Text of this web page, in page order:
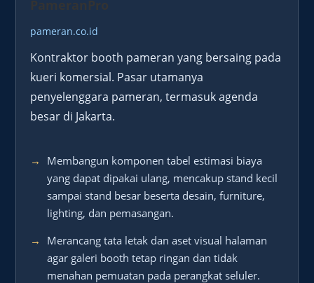
PameranPro
pameran.co.id
Kontraktor booth pameran yang bersaing pada
kueri komersial. Pasar utamanya
penyelenggara pameran, termasuk agenda
besar di Jakarta.
Membangun komponen tabel estimasi biaya
yang dapat dipakai ulang, mencakup stand kecil
sampai stand besar beserta desain, furniture,
lighting, dan pemasangan.
Merancang tata letak dan aset visual halaman
agar galeri booth tetap ringan dan tidak
menahan pemuatan pada perangkat seluler.